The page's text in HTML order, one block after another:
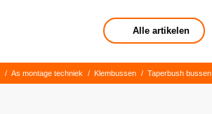
Alle artikelen
/ As montage techniek / Klembussen / Taperbush bussen